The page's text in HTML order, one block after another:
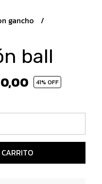
gancho
ball
41% OFF